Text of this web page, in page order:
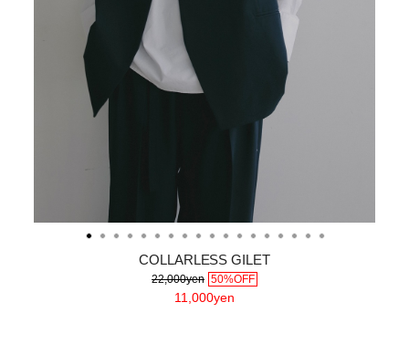
COLLARLESS GILET
22,000yen 50%OFF
11,000yen